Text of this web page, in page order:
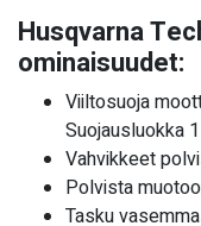
Husqvarna
ominaisuudet:
Viiltosuoja
Suojausluokka
Vahvikkeet
Polvista
Tasku